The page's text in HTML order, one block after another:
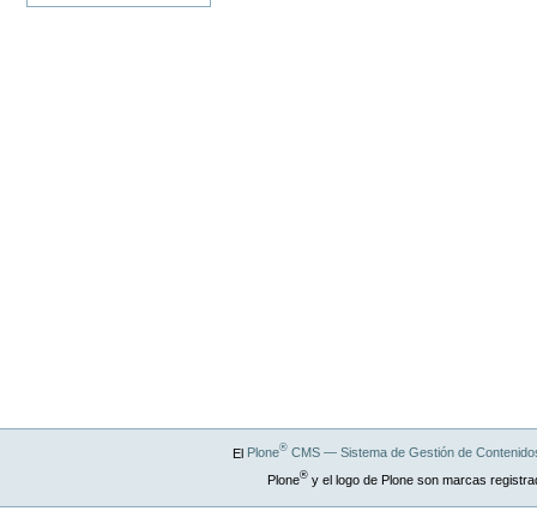
El Plone®CMS — Sistema de Gestión de
Plone®y el logo de Plone son marcas